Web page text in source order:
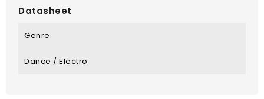
Datasheet
Genre
Dance / Electro